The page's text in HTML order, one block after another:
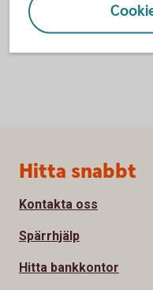
Sidfot
Hitta snabbt
Kontakta oss
Spärrhjälp
Hitta bankkontor